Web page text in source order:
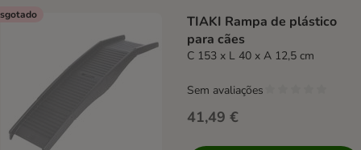
TIAKI Rampa de plástico
para cães
C 153 x L 40 x A 12,5 cm
41,49 €
Sem avaliações